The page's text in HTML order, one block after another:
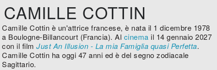
CAMILLE COTTIN
Camille Cottin è un'attrice francese, è nata il 1 dicembre 1978
a Boulogne-Billancourt (Francia). Al cinema il 14 gennaio 2027
con il filmJust An Illusion - La mia Famiglia quasi Perfetta.
Camille Cottin ha oggi 47 anni ed è del segno zodiacale
Sagittario.